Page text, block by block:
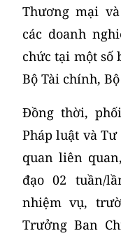
Thương mại
các doanh
chức tại một số
Bộ Tài chính,
Đồng thời,
Pháp luật và Tư
quan liên
đạo 02 tuần/
nhiệm vụ,
Trưởng Ban